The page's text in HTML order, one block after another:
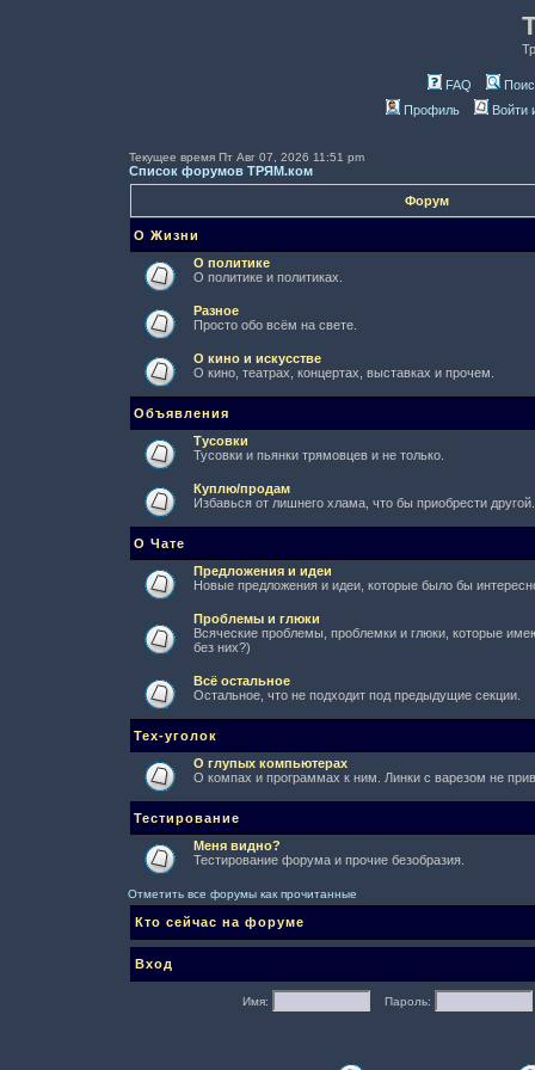
FAQ
Профиль
Войти
Текущее время Пт Авг 07, 2026 11:51 pm
Список форумов ТРЯМ.ком
Форум
О Жизни
О политике
О политике и политиках.
Разное
Просто обо всём на свете.
О кино и искусстве
О кино, театрах, концертах, выставках и прочем.
Объявления
Тусовки
Тусовки и пьянки трямовцев и не только.
Куплю/продам
Избавься от лишнего хлама, что бы приобрести другой.
О Чате
Предложения и идеи
Новые предложения и идеи, которые было бы
Проблемы и глюки
Всяческие проблемы, проблемки и глюки, которые
без них?)
Всё остальное
Остальное, что не подходит под предыдущие секции.
Тех-уголок
О глупых компьютерах
О компах и программах к ним. Линки с варезом не
Тестирование
Меня видно?
Тестирование форума и прочие безобразия.
Отметить все форумы как прочитанные
Кто сейчас на форуме
Вход
Имя: Пароль: